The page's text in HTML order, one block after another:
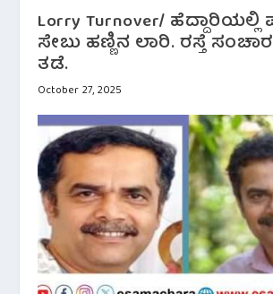
Lorry Turnover/
ಸೇಬು ಹಣ್ಣಿನ ಲಾರಿ. ರಸ್ತೆ
ತಡೆ.
October 27, 2025